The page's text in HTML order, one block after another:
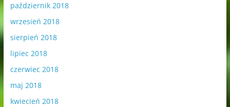
październik 2018
wrzesień 2018
sierpień 2018
lipiec 2018
czerwiec 2018
maj 2018
kwiecień 2018